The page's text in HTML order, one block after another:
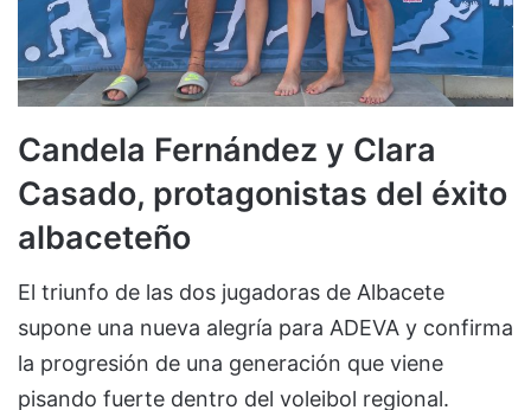
Candela Fernández y Clara
Casado, protagonistas del éxito
albaceteño
El triunfo de las dos jugadoras de Albacete
supone una nueva alegría para ADEVA y confirma
la progresión de una generación que viene
pisando fuerte dentro del voleibol regional.